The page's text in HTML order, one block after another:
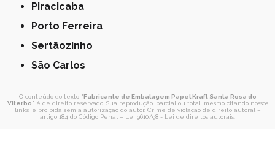
Piracicaba
Porto Ferreira
Sertãozinho
São Carlos
O conteúdo do texto " Fabricante de Embalagem Papel Kraft Santa Rosa do
Viterbo" é de direito reservado. Sua reprodução, parcial ou total, mesmo citando nossos
links, é proibida sem a autorização do autor. Crime de violação de direito autoral –
artigo 184 do Código Penal – Lei 9610/98 - Lei de direitos autorais.